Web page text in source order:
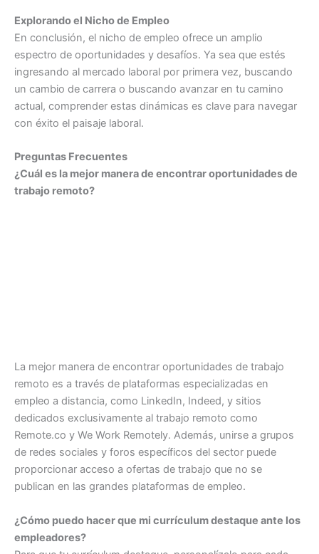
Explorando el Nicho de Empleo
En conclusión, el nicho de empleo ofrece un amplio
espectro de oportunidades y desafíos. Ya sea que estés
ingresando al mercado laboral por primera vez, buscando
un cambio de carrera o buscando avanzar en tu camino
actual, comprender estas dinámicas es clave para navegar
con éxito el paisaje laboral.
Preguntas Frecuentes
¿Cuál es la mejor manera de encontrar oportunidades de
trabajo remoto?
La mejor manera de encontrar oportunidades de trabajo
remoto es a través de plataformas especializadas en
empleo a distancia, como LinkedIn, Indeed, y sitios
dedicados exclusivamente al trabajo remoto como
Remote.co y We Work Remotely. Además, unirse a grupos
de redes sociales y foros específicos del sector puede
proporcionar acceso a ofertas de trabajo que no se
publican en las grandes plataformas de empleo.
¿Cómo puedo hacer que mi currículum destaque ante los
empleadores?